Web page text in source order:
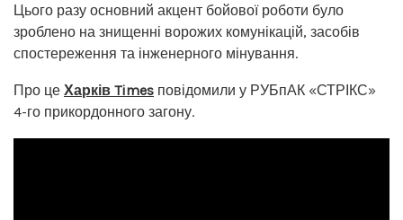
Цього разу основний акцент бойової роботи було
зроблено на знищенні ворожих комунікацій, засобів
спостереження та інженерного мінування.
Про це Харків Times повідомили у РУБпАК «СТРІКС»
4-го прикордонного загону.